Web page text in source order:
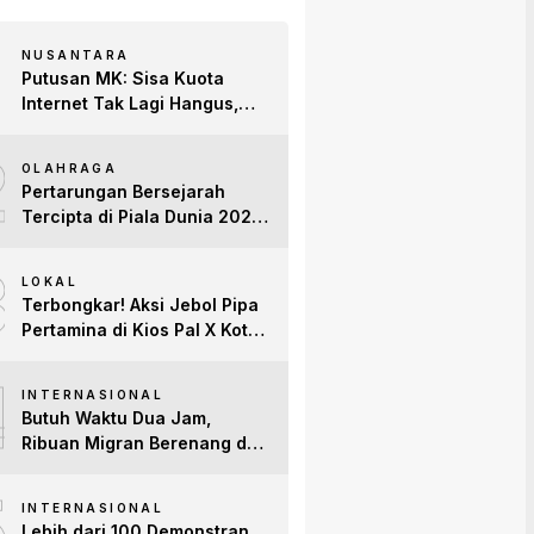
NUSANTARA
Putusan MK: Sisa Kuota
Internet Tak Lagi Hangus,
OLAHRAGA
Pertarungan Bersejarah
Tercipta di Piala Dunia 2026:
LOKAL
Terbongkar! Aksi Jebol Pipa
Pertamina di Kios Pal X Kota
INTERNASIONAL
Butuh Waktu Dua Jam,
Ribuan Migran Berenang dari
INTERNASIONAL